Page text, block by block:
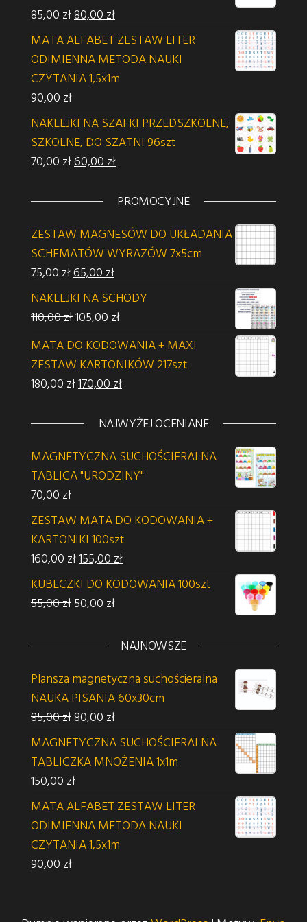
85,00złPierwotna cena wynosiła: 85,00 zł.
80,00 złAktualna cena wynosi: 80,00 zł.
MATA ALFABET ZESTAW LITER
ODIMIENNA METODA NAUKI
CZYTANIA 1,5x1m
90,00 zł
NAKLEJKI NA SZAFKI PRZEDSZKOLNE,
SZKOLNE, DO SZATNI 96szt
70,00złPierwotna cena wynosiła: 70,00 zł.
60,00 złAktualna cena wynosi: 60,00 zł.
PROMOCYJNE
ZESTAW MAGNESÓW DO UKŁADANIA
SCHEMATÓW WYRAZÓW 7x5cm
75,00złPierwotna cena wynosiła: 75,00 zł.
65,00 złAktualna cena wynosi: 65,00 zł.
NAKLEJKI NA SCHODY
110,00złPierwotna cena wynosiła: 110,00 zł.
105,00 złAktualna cena wynosi: 105,00 zł.
MATA DO KODOWANIA + MAXI
ZESTAW KARTONIKÓW 217szt
180,00złPierwotna cena wynosiła: 180,00 zł.
170,00 złAktualna cena wynosi: 170,00 zł.
NAJWYŻEJ OCENIANE
MAGNETYCZNA SUCHOŚCIERALNA
TABLICA "URODZINY"
70,00 zł
ZESTAW MATA DO KODOWANIA +
KARTONIKI 100szt
160,00złPierwotna cena wynosiła: 160,00 zł.
155,00 złAktualna cena wynosi: 155,00 zł.
KUBECZKI DO KODOWANIA 100szt
55,00złPierwotna cena wynosiła: 55,00 zł.
50,00 złAktualna cena wynosi: 50,00 zł.
NAJNOWSZE
Plansza magnetyczna suchościeralna
NAUKA PISANIA 60x30cm
85,00złPierwotna cena wynosiła: 85,00 zł.
80,00 złAktualna cena wynosi: 80,00 zł.
MAGNETYCZNA SUCHOŚCIERALNA
TABLICZKA MNOŻENIA 1x1m
150,00 zł
MATA ALFABET ZESTAW LITER
ODIMIENNA METODA NAUKI
CZYTANIA 1,5x1m
90,00 zł